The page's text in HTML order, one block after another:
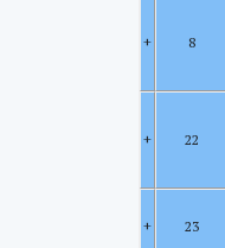
+ 8
+ 22
+ 23